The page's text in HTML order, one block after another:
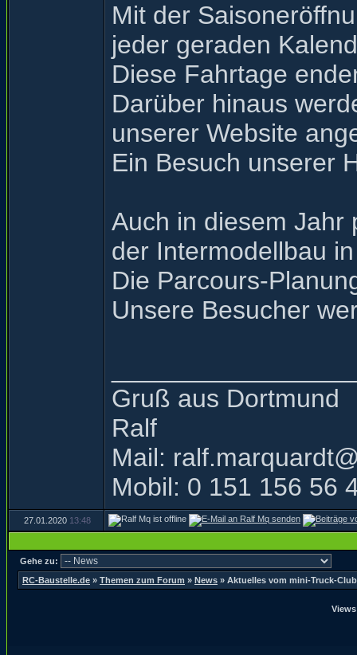
Mit der
jeder geraden
Diese Fahrtage
Darüber hinaus
unserer Website
Ein Besuch unserer
Auch in diesem Jahr
der Intermodellbau
Die Parcours-
Unsere Besucher
Gruß aus Dortmund
Ralf
Mail:
Mobil: 0 151 156 56
27.01.2020 13:48
Gehe zu:
RC-Baustelle.de » Themen zum Forum » News » Aktuelles vom mini-Truck-